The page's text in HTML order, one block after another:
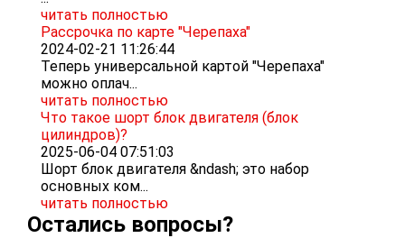
читать полностью
Рассрочка по карте "Черепаха"
2024-02-21 11:26:44
Теперь универсальной картой "Черепаха"
можно оплач...
читать полностью
Что такое шорт блок двигателя (блок
цилиндров)?
2025-06-04 07:51:03
Шорт блок двигателя &ndash; это набор
основных ком...
читать полностью
Остались вопросы?